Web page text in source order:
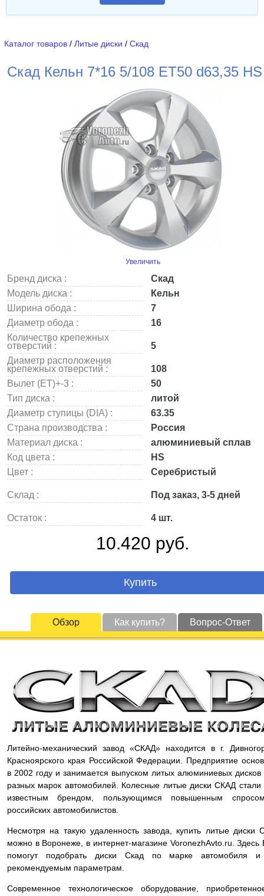
Каталог товаров / Литые диски / Скад
Скад Кельн 7*16 5/108 ET50 d63,35 HS
Увеличить
Бренд диска :
Скад
Модель диска :
Кельн
Ширина обода :
7
Диаметр обода :
16
Количество крепежных
отверстий :
5
Диаметр расположения
крепежных отверстий :
108
Вылет (ET)+-3 :
50
Тип диска :
литой
Диаметр ступицы (DIA) :
63.35
Страна производства :
Россия
Материал диска :
алюминиевый сплав
Код цвета :
HS
Цвет :
Серебристый
Склад : Под заказ, 3-5 дней
Остаток : 4 шт.
10.420 руб.
Купить
Обзор Как купить? Вопрос-Ответ
Литейно-механический завод «СКАД» находится в г.
Красноярского края Российской Федерации. Предприятие
в 2002 году и занимается выпуском литых алюминиевых дисков
разных марок автомобилей. Колесные литые диски СКАД стали
известным брендом, пользующимся повышенным
российских автомобилистов.
Несмотря на такую удаленность завода, купить литые диски
можно в Воронеже, в интернет-магазине VoronezhAvto.ru. Здесь
помогут подобрать диски Скад по марке автомобиля
рекомендуемым параметрам.
Современное технологическое оборудование,